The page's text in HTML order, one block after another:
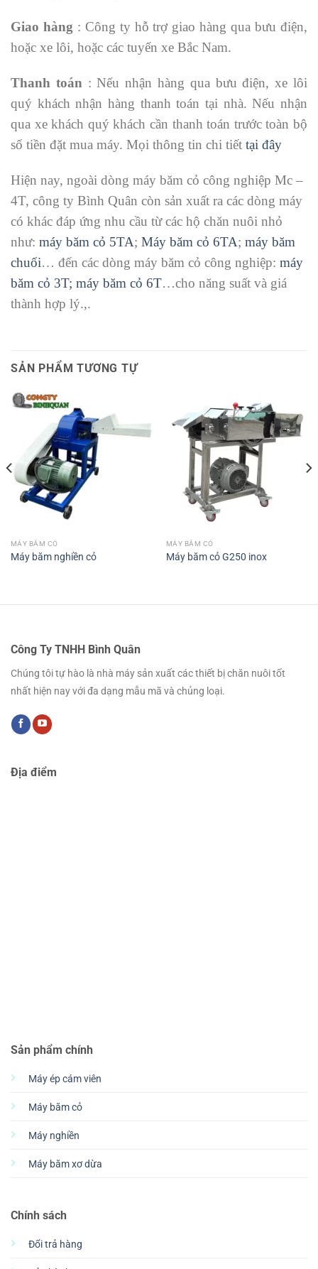
Giao hàng : Công ty hỗ trợ giao hàng qua bưu điện,
hoặc xe lôi, hoặc các tuyến xe Bắc Nam.
Thanh toán : Nếu nhận hàng qua bưu điện, xe lôi
quý khách nhận hàng thanh toán tại nhà. Nếu nhận
qua xe khách quý khách cần thanh toán trước toàn bộ
số tiền đặt mua máy. Mọi thông tin chi tiết tại đây
Hiện nay, ngoài dòng máy băm cỏ công nghiệp Mc –
4T, công ty Bình Quân còn sản xuất ra các dòng máy
có khác đáp ứng nhu cầu từ các hộ chăn nuôi nhỏ
như: máy băm cỏ 5TA; Máy băm cỏ 6TA; máy băm
chuối… đến các dòng máy băm cỏ công nghiệp: máy
băm cỏ 3T; máy băm cỏ 6T…cho năng suất và giá
thành hợp lý.,.
SẢN PHẨM TƯƠNG TỰ
MÁY BĂM CỎ
Máy băm nghiền cỏ
MÁY BĂM CỎ
Máy băm cỏ G250 inox
Công Ty TNHH Bình Quân
Chúng tôi tự hào là nhà máy sản xuất các thiết bị chăn nuôi tốt
nhất hiện nay với đa dạng mẫu mã và chủng loại.
Sản phẩm chính
Máy ép cám viên
Máy băm cỏ
Máy nghiền
Máy băm xơ dừa
Chính sách
Đổi trả hàng
Địa điểm